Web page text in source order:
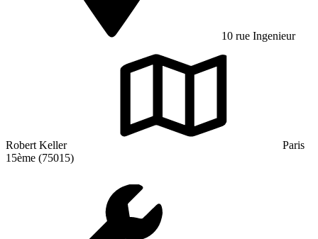
10 rue Ingenieur
Robert Keller
Paris
15ème (75015)